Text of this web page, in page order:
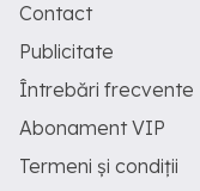
Contact
Publicitate
Întrebări frecvente
Abonament VIP
Termeni și condiții